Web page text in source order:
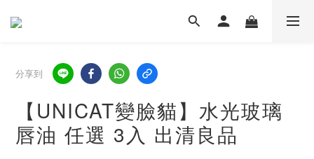
分享到
【UNICAT變臉貓】水光玻璃
唇油 任選 3入 出清良品